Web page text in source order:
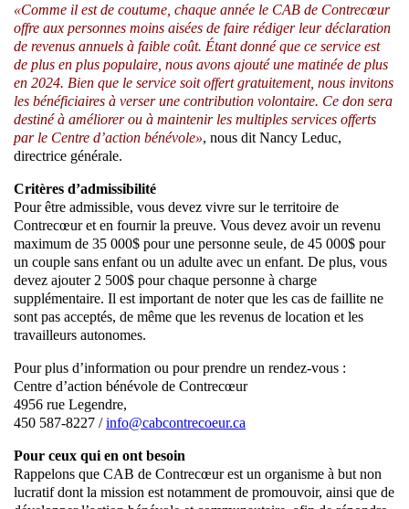
«Comme il est de coutume, chaque année le CAB de Contrecœur
offre aux personnes moins aisées de faire rédiger leur déclaration
de revenus annuels à faible coût. Étant donné que ce service est
de plus en plus populaire, nous avons ajouté une matinée de plus
en 2024. Bien que le service soit offert gratuitement, nous invitons
les bénéficiaires à verser une contribution volontaire. Ce don sera
destiné à améliorer ou à maintenir les multiples services offerts
par le Centre d’action bénévole», nous dit Nancy Leduc,
directrice générale.
Critères d’admissibilité
Pour être admissible, vous devez vivre sur le territoire de
Contrecœur et en fournir la preuve. Vous devez avoir un revenu
maximum de 35 000$ pour une personne seule, de 45 000$ pour
un couple sans enfant ou un adulte avec un enfant. De plus, vous
devez ajouter 2 500$ pour chaque personne à charge
supplémentaire. Il est important de noter que les cas de faillite ne
sont pas acceptés, de même que les revenus de location et les
travailleurs autonomes.
Pour plus d’information ou pour prendre un rendez-vous :
Centre d’action bénévole de Contrecœur
4956 rue Legendre,
450 587-8227 /info@cabcontrecoeur.ca
Pour ceux qui en ont besoin
Rappelons que CAB de Contrecœur est un organisme à but non
lucratif dont la mission est notamment de promouvoir, ainsi que de